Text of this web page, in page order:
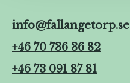
info@fallangetorp.se
+46 70 736 36 82
+46 73 091 87 81